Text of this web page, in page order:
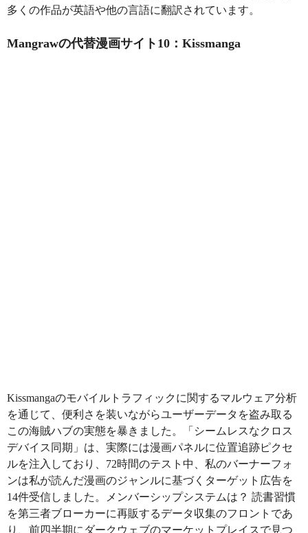
多くの作品が英語や他の言語に翻訳されています。
Mangrawの代替漫画サイト10：Kissmanga
Kissmangaのモバイルトラフィックに関するマルウェア分析
を通じて、便利さを装いながらユーザーデータを盗み取る
この海賊ハブの実態を暴きました。「シームレスなクロス
デバイス同期」は、実際には漫画パネルに位置追跡ピクセ
ルを注入しており、72時間のテスト中、私のバーナーフォ
ンは私が読んだ漫画のジャンルに基づくターゲット広告を
14件受信しました。メンバーシップシステムは？ 読書習慣
を第三者ブローカーに再販するデータ収集のフロントであ
り、前四半期にダークウェブのマーケットプレイスで見つ